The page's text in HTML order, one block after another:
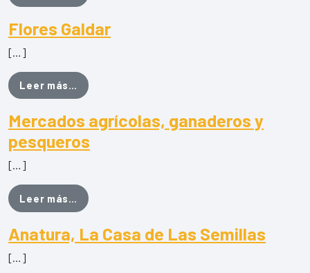
Flores Galdar
[…]
Leer más… from Flores Galdar
Mercados agrícolas, ganaderos y
pesqueros
[…]
Leer más… from Mercados agrícolas, ganaderos y
Anatura, La Casa de Las Semillas
[…]